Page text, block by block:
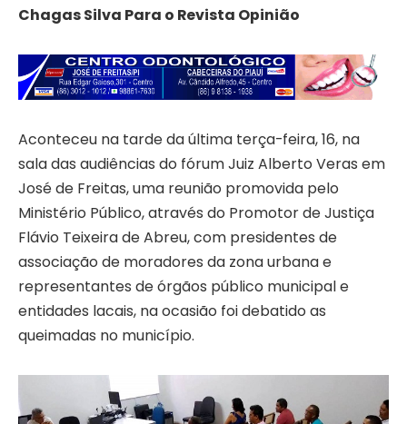
Chagas Silva Para o Revista Opinião
Aconteceu na tarde da última terça-feira, 16, na
sala das audiências do fórum Juiz Alberto Veras em
José de Freitas, uma reunião promovida pelo
Ministério Público, através do Promotor de Justiça
Flávio Teixeira de Abreu, com presidentes de
associação de moradores da zona urbana e
representantes de órgãos público municipal e
entidades lacais, na ocasião foi debatido as
queimadas no município.